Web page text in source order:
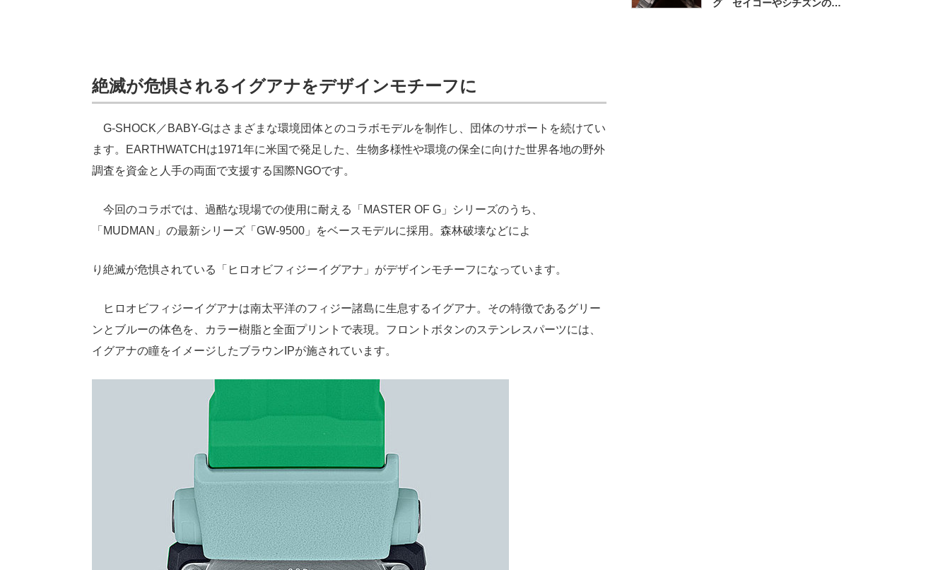
絶滅が危惧されるイグアナをデザインモチーフに
G-SHOCK／BABY-Gはさまざまな環境団体とのコラボモデルを制作し、団体のサポートを続けてい
ます。EARTHWATCHは1971年に米国で発足した、生物多様性や環境の保全に向けた世界各地の野外
調査を資金と人手の両面で支援する国際NGOです。
今回のコラボでは、過酷な現場での使用に耐える「MASTER OF G」シリーズのうち、
「MUDMAN」の最新シリーズ「GW-9500」をベースモデルに採用。森林破壊などによ
り絶滅が危惧されている「ヒロオビフィジーイグアナ」がデザインモチーフになっています。
ヒロオビフィジーイグアナは南太平洋のフィジー諸島に生息するイグアナ。その特徴であるグリー
ンとブルーの体色を、カラー樹脂と全面プリントで表現。フロントボタンのステンレスパーツには、
イグアナの瞳をイメージしたブラウンIPが施されています。
グ セイコーやシチズンの人